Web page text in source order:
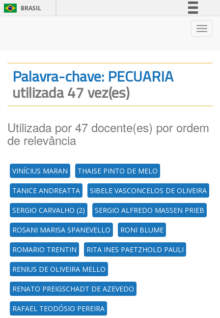
BRASIL
Legislação
Palavra-chave: PECUARIA
utilizada 47 vez(es)
Utilizada por 47 docente(es) por ordem
de relevância
VINÍCIUS MARAN THAISE PINTO DE MELO
TANICE ANDREATTA SIBELE VASCONCELOS DE OLIVEIRA
SERGIO CARVALHO (2) SERGIO ALFREDO MASSEN PRIEB
ROSANI MARISA SPANEVELLO RONI BLUME
ROMARIO TRENTIN RITA INES PAETZHOLD PAULI
RENIUS DE OLIVEIRA MELLO
RENATO PREIGSCHADT DE AZEVEDO
RAFAEL TEODÓSIO PEREIRA